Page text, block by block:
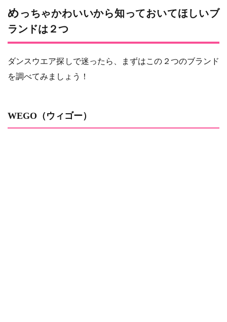
めっちゃかわいいから知っておいてほしいブ
ランドは２つ
ダンスウエア探しで迷ったら、まずはこの２つのブランド
を調べてみましょう！
WEGO（ウィゴー）